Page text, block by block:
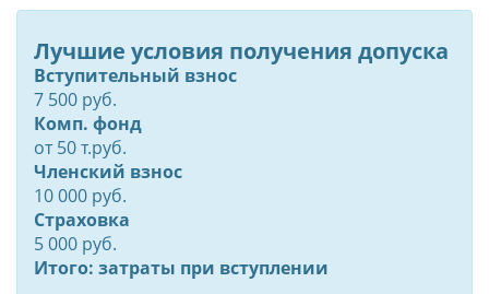
Лучшие условия получения допуска
Вступительный взнос
7 500 руб.
Комп. фонд
от50т.руб.
Членский взнос
10 000 руб.
Страховка
5 000 руб.
Итого: затраты при вступлении